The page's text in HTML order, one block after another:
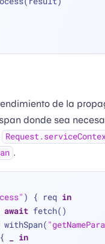
de la
donde sea
.
) { req in
await fetch()
in